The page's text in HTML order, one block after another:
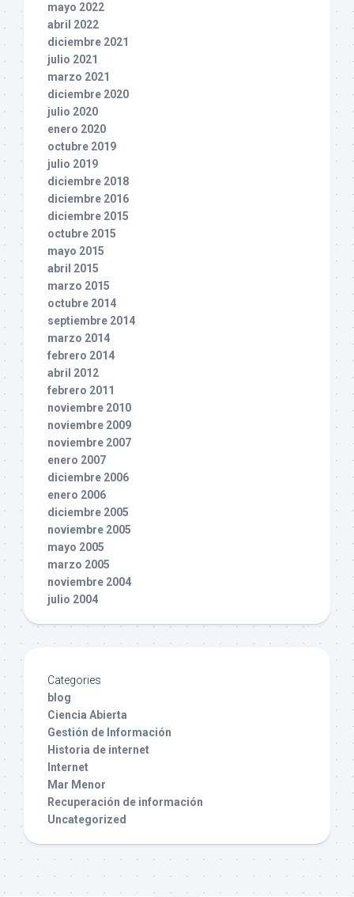
mayo 2022
abril 2022
diciembre 2021
julio 2021
marzo 2021
diciembre 2020
julio 2020
enero 2020
octubre 2019
julio 2019
diciembre 2018
diciembre 2016
diciembre 2015
octubre 2015
mayo 2015
abril 2015
marzo 2015
octubre 2014
septiembre 2014
marzo 2014
febrero 2014
abril 2012
febrero 2011
noviembre 2010
noviembre 2009
noviembre 2007
enero 2007
diciembre 2006
enero 2006
diciembre 2005
noviembre 2005
mayo 2005
marzo 2005
noviembre 2004
julio 2004
Categories
blog
Ciencia Abierta
Gestión de Información
Historia de internet
Internet
Mar Menor
Recuperación de información
Uncategorized